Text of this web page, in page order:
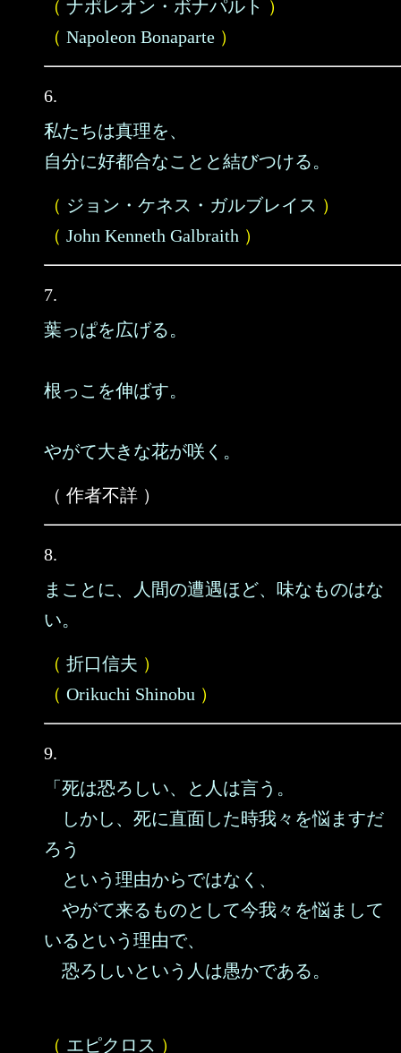
（ ナポレオン・ボナパルト ）
（ Napoleon Bonaparte ）
6.
私たちは真理を、
自分に好都合なことと結びつける。
（ ジョン・ケネス・ガルブレイス ）
（ John Kenneth Galbraith ）
7.
葉っぱを広げる。
根っこを伸ばす。
やがて大きな花が咲く。
（ 作者不詳 ）
8.
まことに、人間の遭遇ほど、味なものはな
い。
（ 折口信夫 ）
（ Orikuchi Shinobu ）
9.
「死は恐ろしい、と人は言う。
しかし、死に直面した時我々を悩ますだ
ろう
という理由からではなく、
やがて来るものとして今我々を悩まして
いるという理由で、
恐ろしいという人は愚かである。
（ エピクロス ）